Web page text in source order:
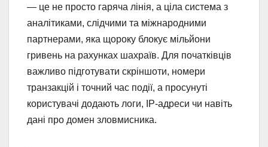
— це не просто гаряча лінія, а ціла система з
аналітиками, слідчими та міжнародними
партнерами, яка щороку блокує мільйони
гривень на рахунках шахраїв. Для початківців
важливо підготувати скріншоти, номери
транзакцій і точний час події, а просунуті
користувачі додають логи, IP-адреси чи навіть
дані про домен зловмисника.